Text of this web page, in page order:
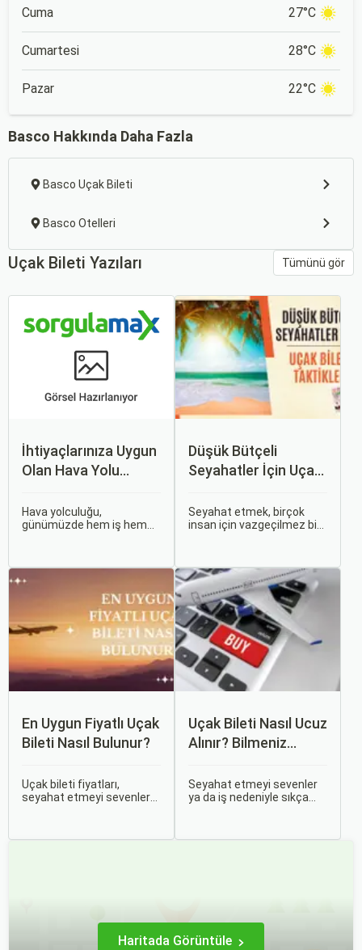
Cuma 27°C
Cumartesi 28°C
Pazar 22°C
Basco Hakkında Daha Fazla
Basco Uçak Bileti
Basco Otelleri
Uçak Bileti Yazıları Tümünü gör
İhtiyaçlarınıza Uygun
Olan Hava Yolu
Seçersiniz?
Hava yolculuğu,
günümüzde hem iş hem
Ancak, her hava yolu
ve fiyatlandırma politikaları
açısından farklılık gösterir.
Düşük Bütçeli
Seyahatler İçin Uçak
Seyahat etmek, birçok
insan için vazgeçilmez bir
unutulmaz anılar
biriktirmek için seyahat
etmek harika bir yoldur.
En Uygun Fiyatlı Uçak
Bileti Nasıl Bulunur?
Uçak bileti fiyatları,
seyahat etmeyi sevenler
Uçak Bileti Nasıl Ucuz
Alınır? Bilmeniz
Detaylar
Seyahat etmeyi sevenler
ya da iş nedeniyle sıkça
var.
Haritada Görüntüle